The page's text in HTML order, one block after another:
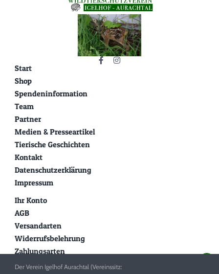
Start
Shop
Spendeninformation
Team
Partner
Medien & Presseartikel
Tierische Geschichten
Kontakt
Datenschutzerklärung
Impressum
Ihr Konto
AGB
Versandarten
Widerrufsbelehrung
Zahlungsarten
Der Verein Igelhof Aurachtal (Vereinssitz: